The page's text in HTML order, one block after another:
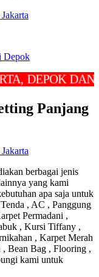
Depok
DAN
Panjang
berbagai jenis
yang kami
apa saja untuk
, AC , Panggung
Permadani ,
, Kursi Tiffany ,
, Karpet Merah
Bean Bag , Flooring ,
kami untuk